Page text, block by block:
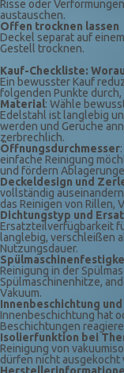
Risse oder
austauschen.
Offen trocknen lassen
Deckel separat auf
Gestell trocknen.
Kauf-Checkliste:
Ein bewusster Kauf
folgenden Punkte
Material: Wähle
Edelstahl ist langlebig
werden und Gerüche
zerbrechlich.
Öffnungsdurchmesser
einfache Reinigung
und fördern
Deckeldesign und
vollständig
das Reinigen von Rillen,
Dichtungstyp und
Ersatzteilverfügbarkeit
langlebig, verschleißen
Nutzungsdauer.
Reinigung in der
Spülmaschinenhitze,
Vakuum.
Innenbeschichtung und
Innenbeschichtung hat
Beschichtungen
Isolierfunktion bei
Reinigung von
dürfen nicht ausgekocht